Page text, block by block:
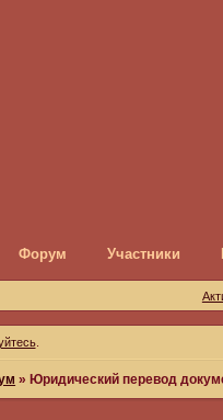
Форум Участники
.
» Юридический перевод